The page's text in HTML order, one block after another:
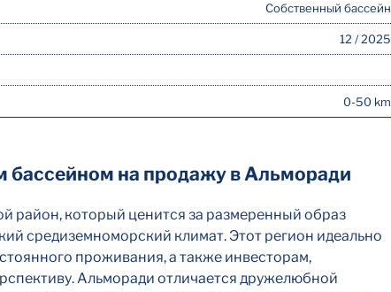
Собственный бассейн
12 / 2025
0-50 km
на продажу в Альморади
район, который ценится за размеренный образ
средиземноморский климат. Этот регион идеально
проживания, а также инвесторам,
Альморади отличается дружелюбной